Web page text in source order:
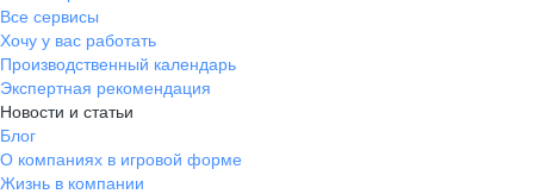
Все сервисы
Хочу у вас работать
Производственный календарь
Экспертная рекомендация
Новости и статьи
Блог
О компаниях в игровой форме
Жизнь в компании